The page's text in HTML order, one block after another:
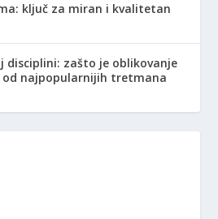
ključ za miran i kvalitetan
disciplini: zašto je oblikovanje
najpopularnijih tretmana